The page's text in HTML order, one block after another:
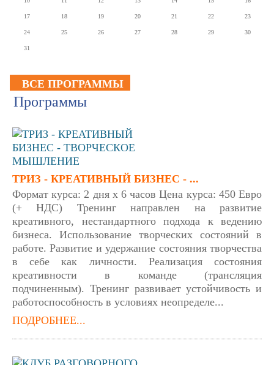
17 18 19 20 21 22 23
24 25 26 27 28 29 30
31
ВСЕ ПРОГРАММЫ
Программы
ТРИЗ - КРЕАТИВНЫЙ БИЗНЕС - ...
Формат курса: 2 дня х 6 часов Цена курса: 450 Евро
(+ НДС) Тренинг направлен на развитие
креативного, нестандартного подхода к ведению
бизнеса. Использование творческих состояний в
работе. Развитие и удержание состояния творчества
в себе как личности. Реализация состояния
креативности в команде (трансляция
подчиненным). Тренинг развивает устойчивость и
работоспособность в условиях неопределе...
ПОДРОБНЕЕ...